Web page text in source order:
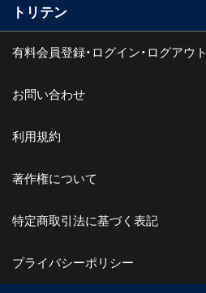
トリテン
有料会員登録・ログイン・ログアウト
お問い合わせ
利用規約
著作権について
特定商取引法に基づく表記
プライバシーポリシー